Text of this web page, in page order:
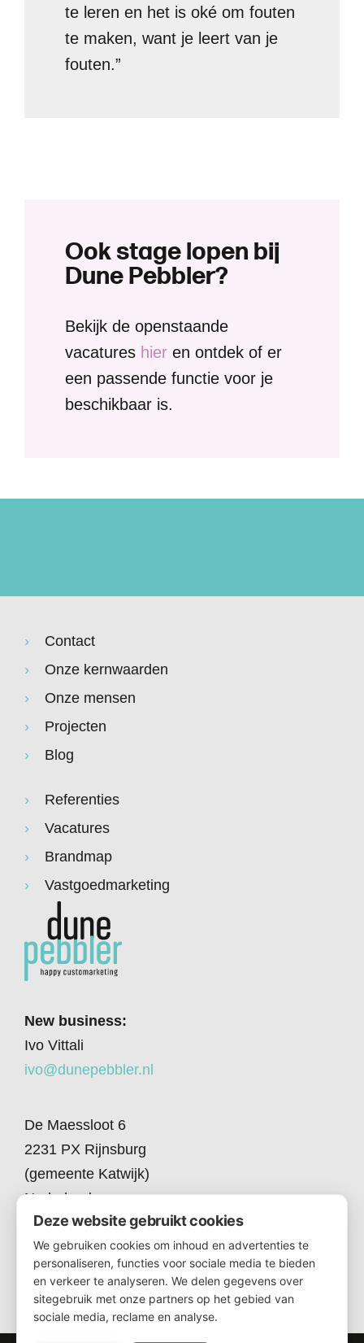
te leren en het is oké om fouten
te maken, want je leert van je
fouten.”
Ookstagelopen bij
DunePebbler?
Bekijk de openstaande
vacatures hier en ontdek of er
een passende functie voor je
beschikbaar is.
Contact
Onze kernwaarden
Onze mensen
Projecten
Blog
Referenties
Vacatures
Brandmap
Vastgoedmarketing
New business:
Ivo Vittali
ivo@dunepebbler.nl
De Maessloot 6
2231 PX Rijnsburg
(gemeente Katwijk)
Nederland
+31 71 - 40 719 61
Deze website gebruikt cookies
We gebruiken cookies om inhoud en advertenties te
personaliseren, functies voor sociale media te bieden
en verkeer te analyseren. We delen gegevens over
sitegebruik met onze partners op het gebied van
sociale media, reclame en analyse.